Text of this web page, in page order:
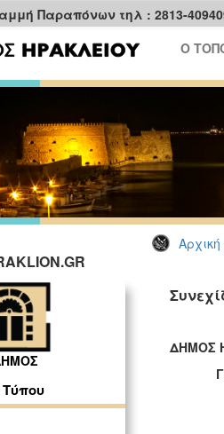
Παραπόνων τηλ : 2813-
Ο
Αρχική
ΔΗΜΟΣ